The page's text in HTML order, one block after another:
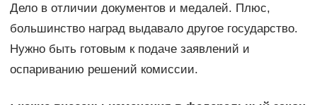
Дело в отличии документов и медалей. Плюс,
большинство наград выдавало другое государство.
Нужно быть готовым к подаче заявлений и
оспариванию решений комиссии.